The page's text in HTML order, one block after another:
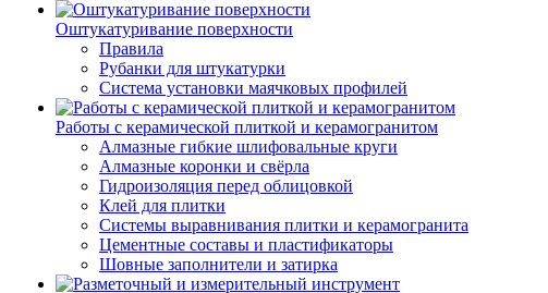
Оштукатуривание поверхности
Правила
Рубанки для штукатурки
Система установки маячковых профилей
Работы с керамической плиткой и керамогранитом
Алмазные гибкие шлифовальные круги
Алмазные коронки и свёрла
Гидроизоляция перед облицовкой
Клей для плитки
Системы выравнивания плитки и керамогранита
Цементные составы и пластификаторы
Шовные заполнители и затирка